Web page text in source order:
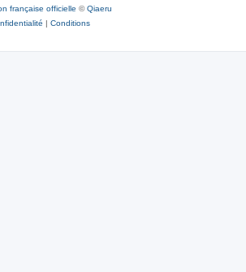
française officielle ©Qiaeru
| Conditions